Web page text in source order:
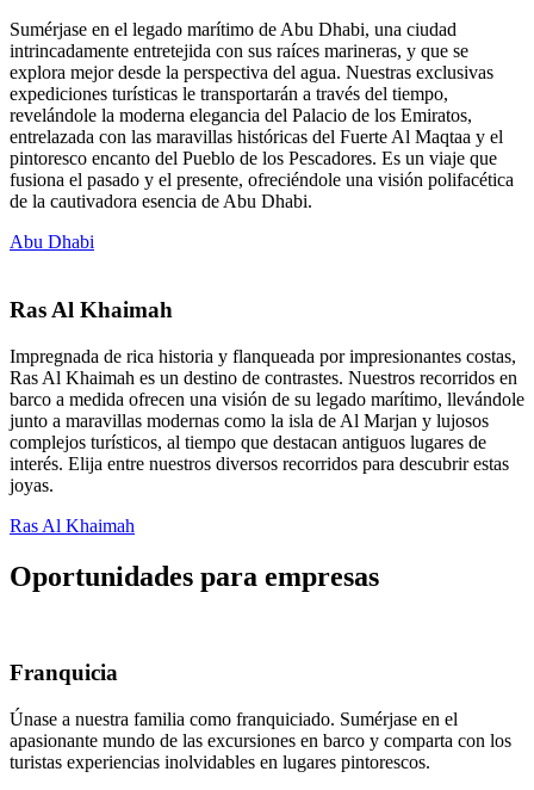
Sumérjase en el legado marítimo de Abu Dhabi, una ciudad
intrincadamente entretejida con sus raíces marineras, y que se
explora mejor desde la perspectiva del agua. Nuestras exclusivas
expediciones turísticas le transportarán a través del tiempo,
revelándole la moderna elegancia del Palacio de los Emiratos,
entrelazada con las maravillas históricas del Fuerte Al Maqtaa y el
pintoresco encanto del Pueblo de los Pescadores. Es un viaje que
fusiona el pasado y el presente, ofreciéndole una visión polifacética
de la cautivadora esencia de Abu Dhabi.
Abu Dhabi
Ras Al Khaimah
Impregnada de rica historia y flanqueada por impresionantes costas,
Ras Al Khaimah es un destino de contrastes. Nuestros recorridos en
barco a medida ofrecen una visión de su legado marítimo, llevándole
junto a maravillas modernas como la isla de Al Marjan y lujosos
complejos turísticos, al tiempo que destacan antiguos lugares de
interés. Elija entre nuestros diversos recorridos para descubrir estas
joyas.
Ras Al Khaimah
Oportunidades para empresas
Franquicia
Únase a nuestra familia como franquiciado. Sumérjase en el
apasionante mundo de las excursiones en barco y comparta con los
turistas experiencias inolvidables en lugares pintorescos.